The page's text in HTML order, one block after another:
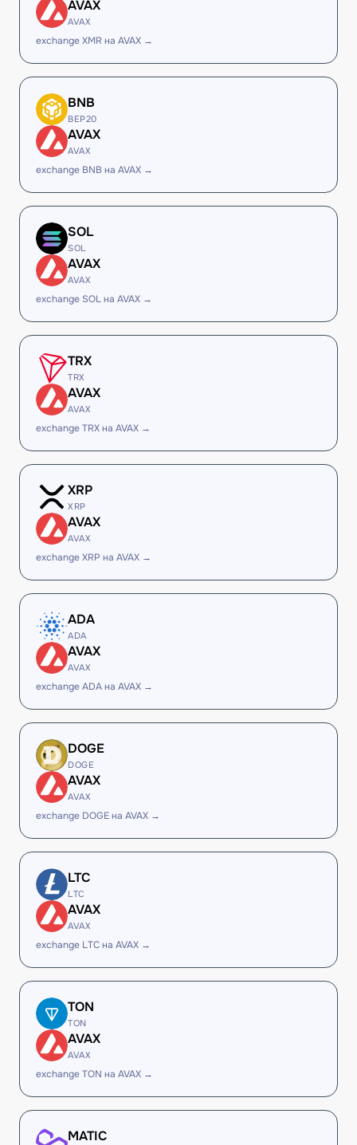
AVAX
AVAX
exchange XMR на AVAX →
BNB
BEP20
AVAX
AVAX
exchange BNB на AVAX →
SOL
SOL
AVAX
AVAX
exchange SOL на AVAX →
TRX
TRX
AVAX
AVAX
exchange TRX на AVAX →
XRP
XRP
AVAX
AVAX
exchange XRP на AVAX →
ADA
ADA
AVAX
AVAX
exchange ADA на AVAX →
DOGE
DOGE
AVAX
AVAX
exchange DOGE на AVAX →
LTC
LTC
AVAX
AVAX
exchange LTC на AVAX →
TON
TON
AVAX
AVAX
exchange TON на AVAX →
MATIC